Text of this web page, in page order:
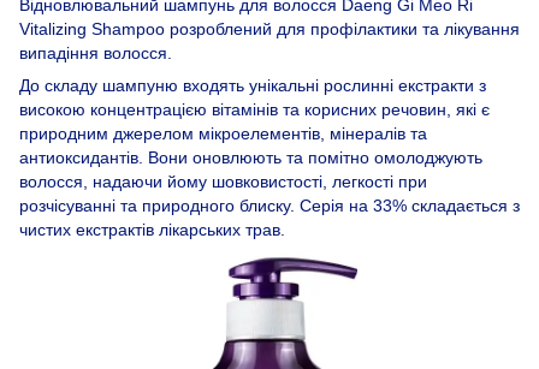
Відновлювальний шампунь для волосся Daeng Gi Meo Ri
Vitalizing Shampoo розроблений для профілактики та лікування
випадіння волосся.
До складу шампуню входять унікальні рослинні екстракти з
високою концентрацією вітамінів та корисних речовин, які є
природним джерелом мікроелементів, мінералів та
антиоксидантів. Вони оновлюють та помітно омолоджують
волосся, надаючи йому шовковистості, легкості при
розчісуванні та природного блиску. Серія на 33% складається з
чистих екстрактів лікарських трав.